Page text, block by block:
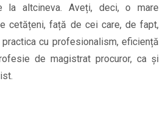
la altcineva. Aveți, deci, o mare
cetățeni, față de cei care, de fapt,
cu profesionalism, eficiență
de magistrat procuror, ca și